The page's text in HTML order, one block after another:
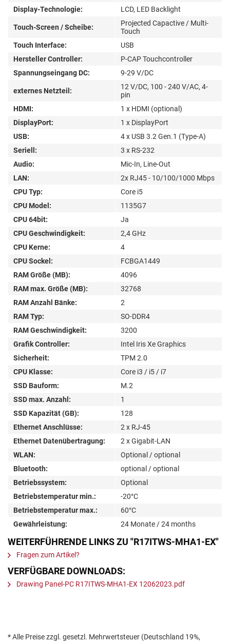
Display-Technologie:
LCD, LED Backlight
Touch-Screen / Scheibe:
Projected Capactive / Multi-
Touch
Touch Interface:
USB
Hersteller Controller:
P-CAP Touchcontroller
Spannungseingang DC:
9-29 V/DC
externes Netzteil:
12 V/DC, 100 - 240 V/AC, 4-
pin
HDMI:
1 x HDMI (optional)
DisplayPort:
1 x DisplayPort
USB:
4 x USB 3.2 Gen.1 (Type-A)
Seriell:
3 x RS-232
Audio:
Mic-In, Line-Out
LAN:
2x RJ45 - 10/100/1000 Mbps
CPU Typ:
Core i5
CPU Model:
1135G7
CPU 64bit:
Ja
CPU Geschwindigkeit:
2,4 GHz
CPU Kerne:
4
CPU Sockel:
FCBGA1449
RAM Größe (MB):
4096
RAM max. Größe (MB):
32768
RAM Anzahl Bänke:
2
RAM Typ:
SO-DDR4
RAM Geschwindigkeit:
3200
Grafik Controller:
Intel Iris Xe Graphics
Sicherheit:
TPM 2.0
CPU Klasse:
Core i3 / i5 / i7
SSD Bauform:
M.2
SSD max. Anzahl:
1
SSD Kapazität (GB):
128
Ethernet Anschlüsse:
2 x RJ-45
Ethernet Datenübertragung:
2 x Gigabit-LAN
WLAN:
Optional / optional
Bluetooth:
optional / optional
Betriebssystem:
Optional
Betriebstemperatur min.:
-20°C
Betriebstemperatur max.:
60°C
Gewährleistung:
24 Monate / 24 months
WEITERFÜHRENDE LINKS ZU "R17ITWS-MHA1-EX"
Fragen zum Artikel?
VERFÜGBARE DOWNLOADS:
Drawing Panel-PC R17ITWS-MHA1-EX 12062023.pdf
* Alle Preise zzgl. gesetzl. Mehrwertsteuer (Deutschland 19%,